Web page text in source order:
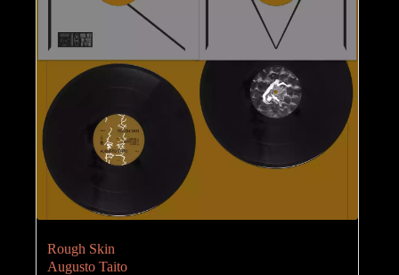
Rough Skin
Augusto Taito